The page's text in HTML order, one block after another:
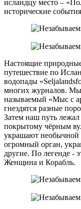
исландцу место –
исторические
Настоящие
путешествие по
водопады
многих журналов.
называемый «Мыс с
гнездятся разные
Затем наш путь
покрытому чёрным
украшают
огромный оргaн,
другие. По легенде
Женщина и Корабль.